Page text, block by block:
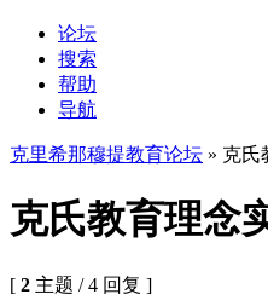
论坛
搜索
帮助
导航
克里希那穆提教育论坛 » 克氏
克氏教育理念
[ 2 主题 / 4 回复 ]